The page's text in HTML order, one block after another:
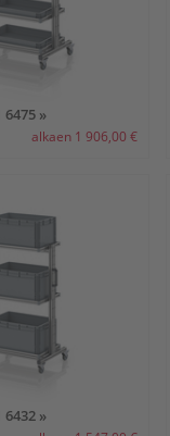
6475 »
alkaen 1 906,00 €
6432 »